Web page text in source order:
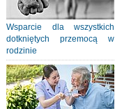
Wsparcie dla wszystkich
dotkniętych przemocą w
rodzinie